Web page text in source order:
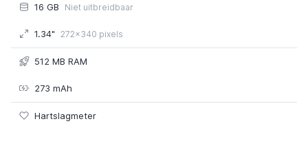
16 GB Niet uitbreidbaar
1.34" 272x340 pixels
512 MB RAM
273 mAh
Hartslagmeter